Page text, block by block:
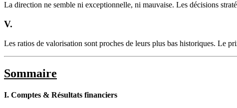
La direction ne semble ni exceptionnelle, ni mauvaise. Les décisions
V.
Les ratios de valorisation sont proches de leurs plus bas historiques. Le
Sommaire
I. Comptes & Résultats financiers